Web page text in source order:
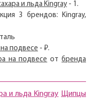
и льда Kingray - 1.
3 брендов: Kingray,
подвесе - ₽.
на подвесе отбренда
и льда Kingray Щипцы